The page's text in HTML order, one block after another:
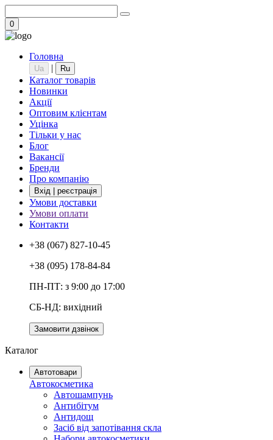
0
Головна
Ua | Ru
Каталог товарів
Новинки
Акції
Оптовим клієнтам
Уцінка
Тільки у нас
Блог
Вакансії
Бренди
Про компанію
Вхід | реєстрація
Умови доставки
Умови оплати
Контакти
+38 (067) 827-10-45
+38 (095) 178-84-84
ПН-ПТ: з 9:00 до 17:00
СБ-НД: вихідний
Замовити дзвінок
Каталог
Автотовари
Автокосметика
Автошампунь
Антибітум
Антидощ
Засіб від запотівання скла